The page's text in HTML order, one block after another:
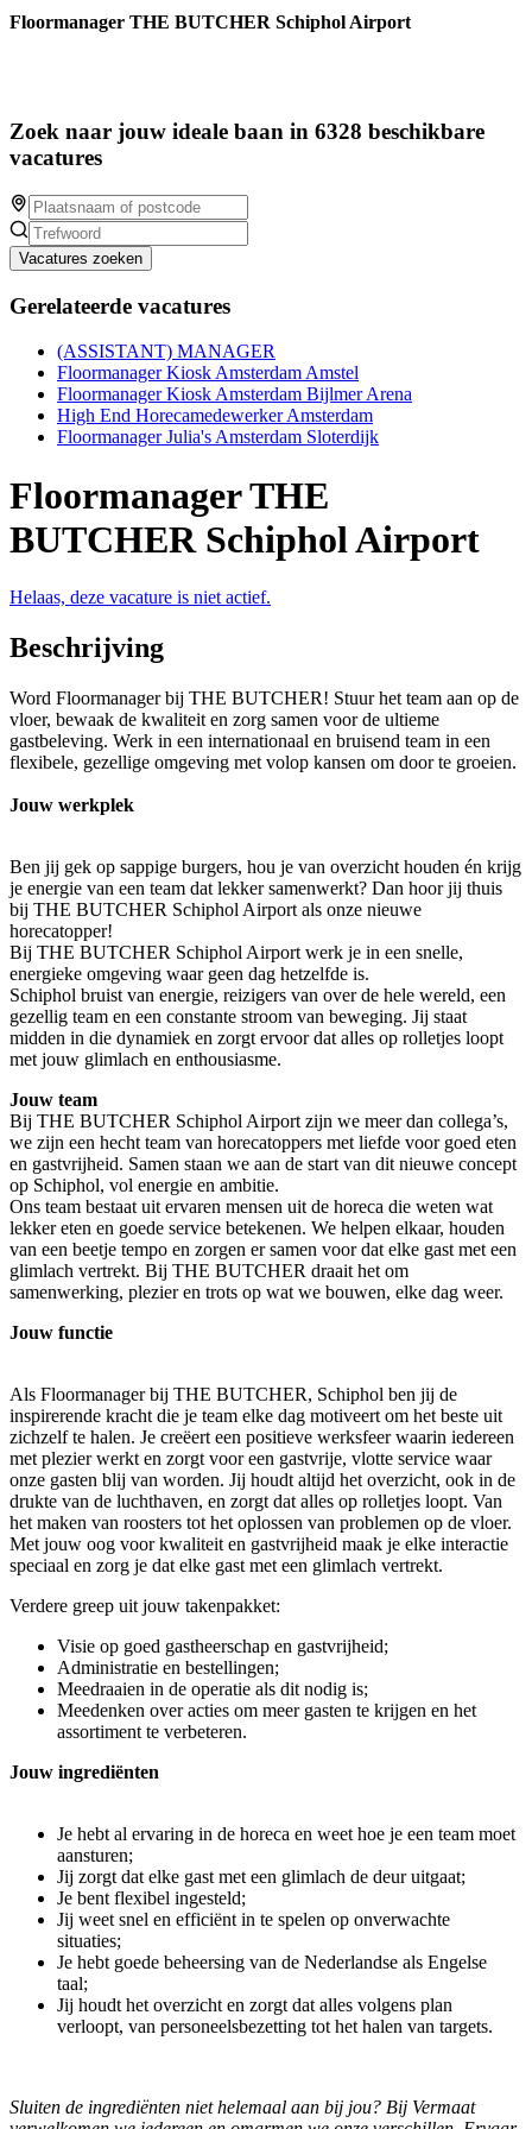
Floormanager THE BUTCHER Schiphol Airport
Zoek naar jouw ideale baan in 6328 beschikbare
vacatures
Vacatures zoeken
Gerelateerde vacatures
(ASSISTANT) MANAGER
Floormanager Kiosk Amsterdam Amstel
Floormanager Kiosk Amsterdam Bijlmer Arena
High End Horecamedewerker Amsterdam
Floormanager Julia's Amsterdam Sloterdijk
Floormanager THE
BUTCHER Schiphol Airport
Helaas, deze vacature is niet actief.
Beschrijving
Word Floormanager bij THE BUTCHER! Stuur het team aan op de
vloer, bewaak de kwaliteit en zorg samen voor de ultieme
gastbeleving. Werk in een internationaal en bruisend team in een
flexibele, gezellige omgeving met volop kansen om door te groeien.
Jouw werkplek
Ben jij gek op sappige burgers, hou je van overzicht houden én krijg
je energie van een team dat lekker samenwerkt? Dan hoor jij thuis
bij THE BUTCHER Schiphol Airport als onze nieuwe
horecatopper!
Bij THE BUTCHER Schiphol Airport werk je in een snelle,
energieke omgeving waar geen dag hetzelfde is.
Schiphol bruist van energie, reizigers van over de hele wereld, een
gezellig team en een constante stroom van beweging. Jij staat
midden in die dynamiek en zorgt ervoor dat alles op rolletjes loopt
met jouw glimlach en enthousiasme.
Jouw team
Bij THE BUTCHER Schiphol Airport zijn we meer dan collega’s,
we zijn een hecht team van horecatoppers met liefde voor goed eten
en gastvrijheid. Samen staan we aan de start van dit nieuwe concept
op Schiphol, vol energie en ambitie.
Ons team bestaat uit ervaren mensen uit de horeca die weten wat
lekker eten en goede service betekenen. We helpen elkaar, houden
van een beetje tempo en zorgen er samen voor dat elke gast met een
glimlach vertrekt. Bij THE BUTCHER draait het om
samenwerking, plezier en trots op wat we bouwen, elke dag weer.
Jouw functie
Als Floormanager bij THE BUTCHER, Schiphol ben jij de
inspirerende kracht die je team elke dag motiveert om het beste uit
zichzelf te halen. Je creëert een positieve werksfeer waarin iedereen
met plezier werkt en zorgt voor een gastvrije, vlotte service waar
onze gasten blij van worden. Jij houdt altijd het overzicht, ook in de
drukte van de luchthaven, en zorgt dat alles op rolletjes loopt. Van
het maken van roosters tot het oplossen van problemen op de vloer.
Met jouw oog voor kwaliteit en gastvrijheid maak je elke interactie
speciaal en zorg je dat elke gast met een glimlach vertrekt.
Verdere greep uit jouw takenpakket:
Visie op goed gastheerschap en gastvrijheid;
Administratie en bestellingen;
Meedraaien in de operatie als dit nodig is;
Meedenken over acties om meer gasten te krijgen en het
assortiment te verbeteren.
Jouw ingrediënten
Je hebt al ervaring in de horeca en weet hoe je een team moet
aansturen;
Jij zorgt dat elke gast met een glimlach de deur uitgaat;
Je bent flexibel ingesteld;
Jij weet snel en efficiënt in te spelen op onverwachte
situaties;
Je hebt goede beheersing van de Nederlandse als Engelse
taal;
Jij houdt het overzicht en zorgt dat alles volgens plan
verloopt, van personeelsbezetting tot het halen van targets.
Sluiten de ingrediënten niet helemaal aan bij jou? Bij Vermaat